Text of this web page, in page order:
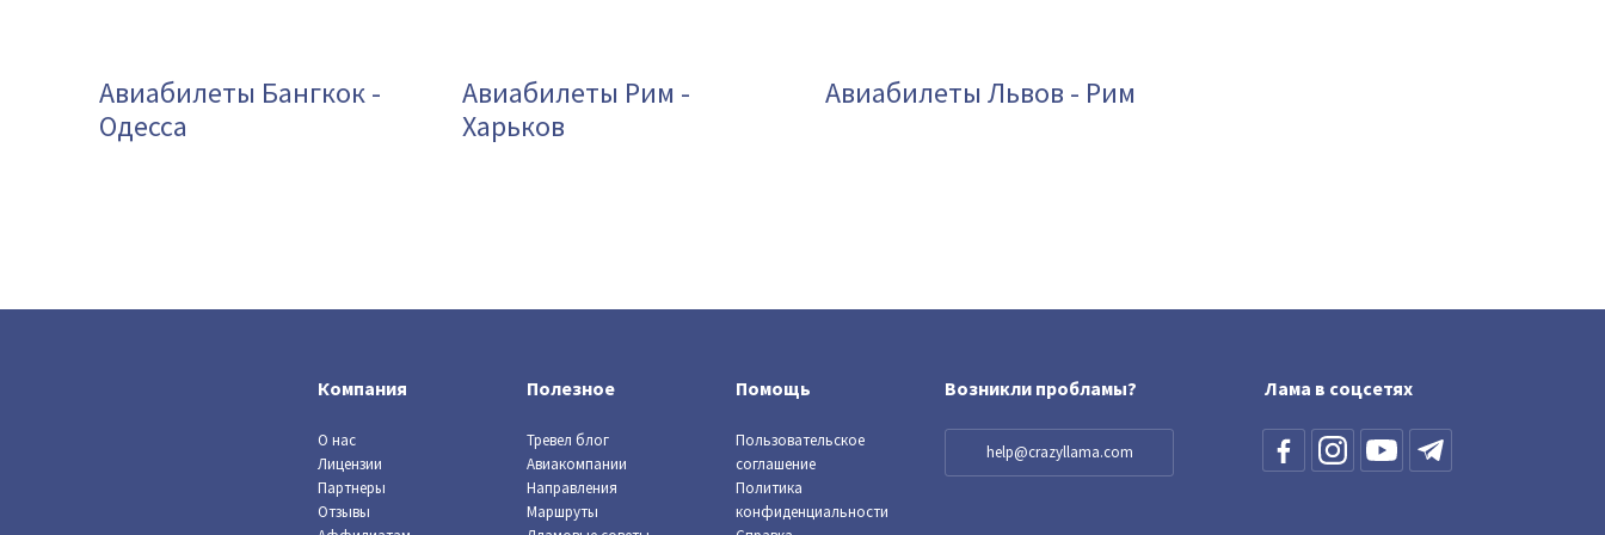
Авиабилеты Бангкок -
Одесса
Авиабилеты Рим -
Харьков
Авиабилеты Львов - Рим
Компания
О нас
Лицензии
Партнеры
Отзывы
Полезное
Тревел блог
Авиакомпании
Направления
Маршруты
Помощь
Пользовательское
соглашение
Политика
конфиденциальности
Возникли пробламы?
help@crazyllama.com
Лама в соцсетях